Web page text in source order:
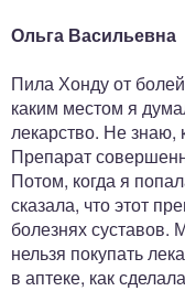
Ольга Васильевна
Пила Хонду от
каким местом я
лекарство. Не
Препарат
Потом, когда я
сказала, что этот
болезнях суставов.
нельзя покупать
в аптеке, как